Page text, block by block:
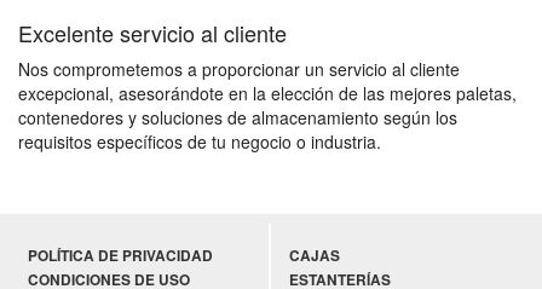
Excelente servicio al cliente
Nos comprometemos a proporcionar un servicio al cliente
excepcional, asesorándote en la elección de las mejores paletas,
contenedores y soluciones de almacenamiento según los
requisitos específicos de tu negocio o industria.
POLÍTICA DE PRIVACIDAD
CONDICIONES DE USO
CAJAS
ESTANTERÍAS